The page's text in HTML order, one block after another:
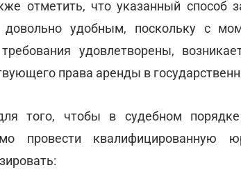
отметить, что указанный способ
довольно удобным, поскольку с
удовлетворены,
права аренды в
того, чтобы в судебном
провести квалифицированную